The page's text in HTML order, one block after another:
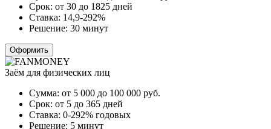
Срок: от 30 до 1825 дней
Ставка: 14,9-292%
Решение: 30 минут
Оформить
Заём для физических лиц
Сумма: от 5 000 до 100 000 руб.
Срок: от 5 до 365 дней
Ставка: 0-292% годовых
Решение: 5 минут